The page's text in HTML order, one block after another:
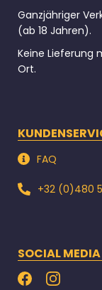
Ganzjähriger
(ab 18 Jahren).
Keine Lieferung
Ort.
FAQ
+32 (0)480
SOCIAL MEDIA